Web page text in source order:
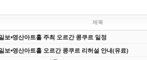
제목
보⦁영산아트홀 주최 오르간 콩쿠르 일정
보⦁영산아트홀 오르간 콩쿠르 리허설 안내(유료)